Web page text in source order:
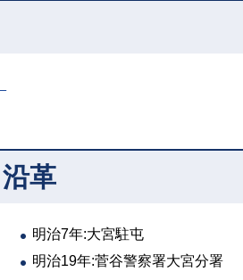
沿革
明治7年:大宮駐屯
明治19年:菅谷警察署大宮分署